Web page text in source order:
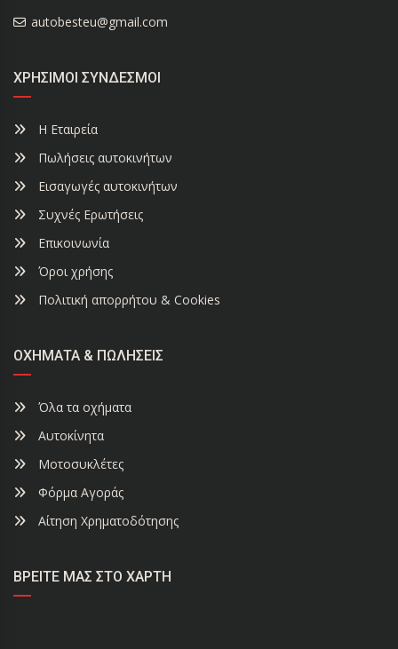
autobesteu@gmail.com
ΧΡΉΣΙΜΟΙ ΣΎΝΔΕΣΜΟΙ
Η Εταιρεία
Πωλήσεις αυτοκινήτων
Εισαγωγές αυτοκινήτων
Συχνές Ερωτήσεις
Επικοινωνία
Όροι χρήσης
Πολιτική απορρήτου & Cookies
ΟΧΉΜΑΤΑ & ΠΩΛΉΣΕΙΣ
Όλα τα οχήματα
Αυτοκίνητα
Μοτοσυκλέτες
Φόρμα Αγοράς
Αίτηση Χρηματοδότησης
ΒΡΕΊΤΕ ΜΑΣ ΣΤΟ ΧΆΡΤΗ